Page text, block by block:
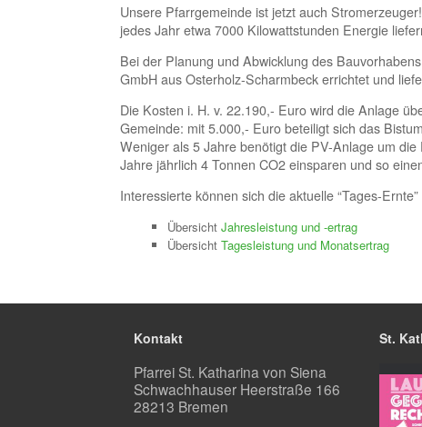
Unsere Pfarrgemeinde ist jetzt auch
jedes Jahr etwa 7000 Kilowattstunden Energie
Bei der Planung und Abwicklung des
GmbH aus Osterholz-Scharmbeck errichtet und
Die Kosten i. H. v. 22.190,- Euro wird die Anlage
Gemeinde: mit 5.000,- Euro beteiligt sich das
Weniger als 5 Jahre benötigt die PV-Anlage um
Jahre jährlich 4 Tonnen CO2 einsparen und so
Interessierte können sich die aktuelle “Tages-
Übersicht Jahresleistung und -ertrag
Übersicht Tagesleistung und Monatsertrag
Kontakt
Pfarrei St. Katharina von Siena
Schwachhauser Heerstraße 166
28213 Bremen
St.